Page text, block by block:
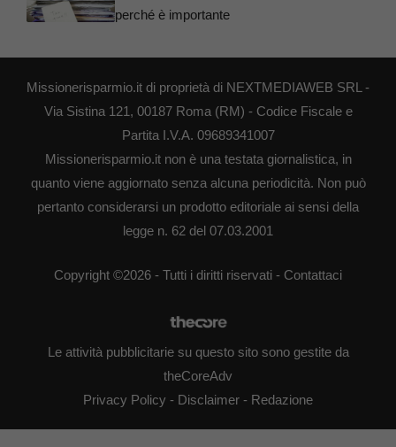
perché è importante
Missionerisparmio.it di proprietà di NEXTMEDIAWEB SRL -
Via Sistina 121, 00187 Roma (RM) - Codice Fiscale e
Partita I.V.A. 09689341007
Missionerisparmio.it non è una testata giornalistica, in
quanto viene aggiornato senza alcuna periodicità. Non può
pertanto considerarsi un prodotto editoriale ai sensi della
legge n. 62 del 07.03.2001
Copyright ©2026 - Tutti i diritti riservati - Contattaci
Le attività pubblicitarie su questo sito sono gestite da
theCoreAdv
Privacy Policy - Disclaimer - Redazione